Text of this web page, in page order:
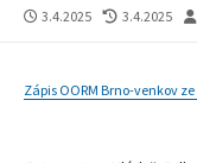
PUBLISHED
3.4.2025
LAST
3.4.2025
Zápis OORM Brno-venkov